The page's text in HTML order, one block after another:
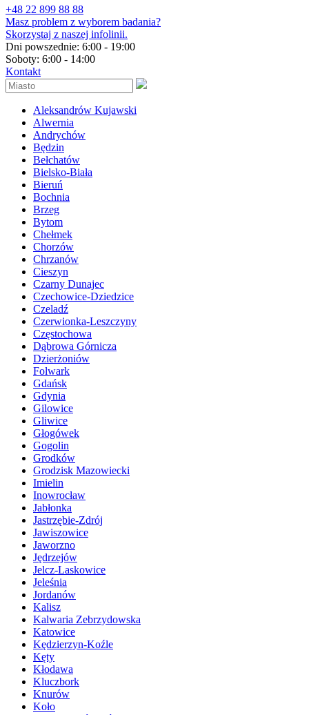
+48 22 899 88 88
Masz problem z wyborem badania?
Skorzystaj z naszej infolinii.
Dni powszednie: 6:00 - 19:00
Soboty: 6:00 - 14:00
Kontakt
Aleksandrów Kujawski
Alwernia
Andrychów
Będzin
Bełchatów
Bielsko-Biała
Bieruń
Bochnia
Brzeg
Bytom
Chełmek
Chorzów
Chrzanów
Cieszyn
Czarny Dunajec
Czechowice-Dziedzice
Czeladź
Czerwionka-Leszczyny
Częstochowa
Dąbrowa Górnicza
Dzierżoniów
Folwark
Gdańsk
Gdynia
Gilowice
Gliwice
Głogówek
Gogolin
Grodków
Grodzisk Mazowiecki
Imielin
Inowrocław
Jabłonka
Jastrzębie-Zdrój
Jawiszowice
Jaworzno
Jędrzejów
Jelcz-Laskowice
Jeleśnia
Jordanów
Kalisz
Kalwaria Zebrzydowska
Katowice
Kędzierzyn-Koźle
Kęty
Kłodawa
Kluczbork
Knurów
Koło